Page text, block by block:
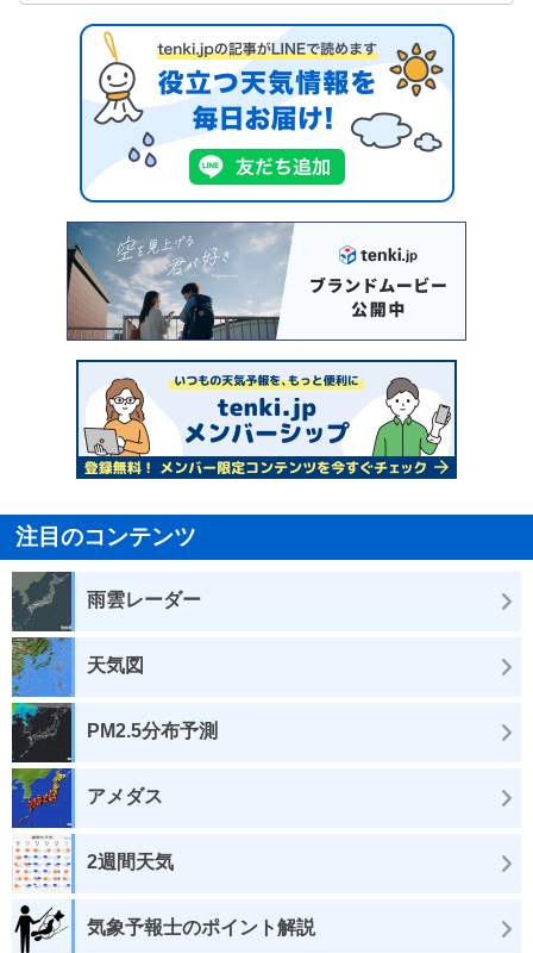
注目のコンテンツ
雨雲レーダー
天気図
PM2.5分布予測
アメダス
2週間天気
気象予報士のポイント解説